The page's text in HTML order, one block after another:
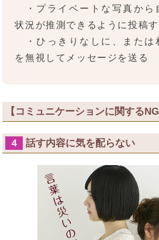
・プライベートな写真から
状況が推測できるように投稿す
・ひっきりなしに、または
を無視してメッセージを送る
【コミュニケーションに関するNG
４ 話す内容に気を配らない